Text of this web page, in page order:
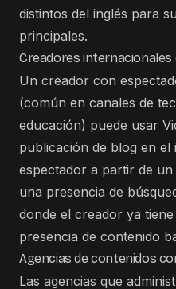
distintos del inglés para
principales.
Creadores internacionales
Un creador con
(común en canales de
educación) puede usar
publicación de blog en el
espectador a partir de
una presencia de
donde el creador ya
presencia de contenido
Agencias de contenidos
Las agencias que